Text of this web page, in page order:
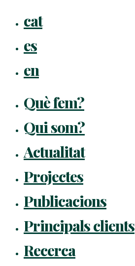
cat
es
en
Què fem?
Qui som?
Actualitat
Projectes
Publicacions
Principals clients
Recerca